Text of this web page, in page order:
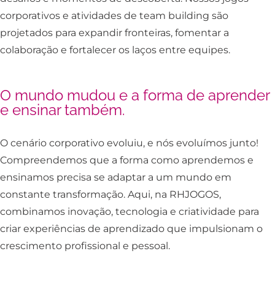
corporativos e atividades de team building são
projetados para expandir fronteiras, fomentar a
colaboração e fortalecer os laços entre equipes.
O mundo mudou e a forma de aprender
e ensinar também.
O cenário corporativo evoluiu, e nós evoluímos junto!
Compreendemos que a forma como aprendemos e
ensinamos precisa se adaptar a um mundo em
constante transformação. Aqui, na RHJOGOS,
combinamos inovação, tecnologia e criatividade para
criar experiências de aprendizado que impulsionam o
crescimento profissional e pessoal.